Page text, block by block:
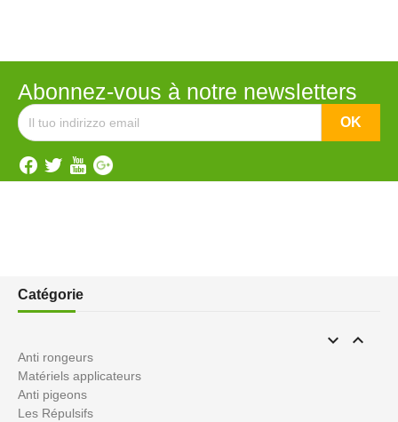
Abonnez-vous à notre newsletters
Catégorie
 
Anti rongeurs
Matériels applicateurs
Anti pigeons
Les Répulsifs